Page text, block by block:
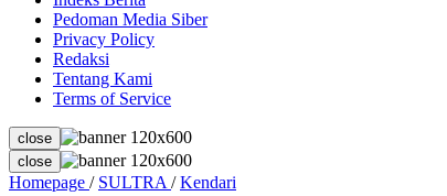
Pedoman Media Siber
Privacy Policy
Redaksi
Tentang Kami
Terms of Service
close
close
Homepage / SULTRA / Kendari